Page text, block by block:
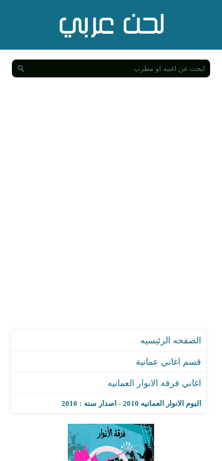
البوم الانوار العمانيه 2010 - اصدار سنه : 2010
اغنية أشكي راها